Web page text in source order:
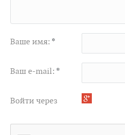
Ваше имя: *
Ваш e-mail: *
Войти через